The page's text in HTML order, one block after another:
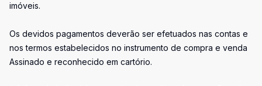
imóveis.
Os devidos pagamentos deverão ser efetuados nas contas e
nos termos estabelecidos no instrumento de compra e venda
Assinado e reconhecido em cartório.